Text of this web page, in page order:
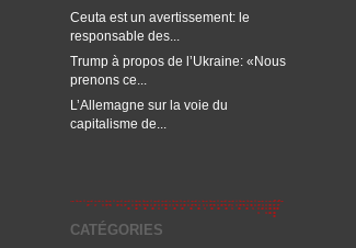
Ceuta est un avertissement: le
responsable des...
Trump à propos de l’Ukraine: «Nous
prenons ce...
L’Allemagne sur la voie du
capitalisme de...
CATÉGORIES